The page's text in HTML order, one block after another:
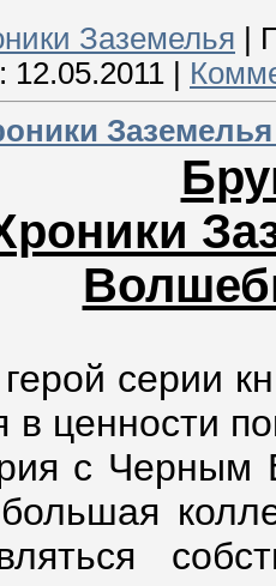
Заземелья
12.05.2011
серии
в ценности
с